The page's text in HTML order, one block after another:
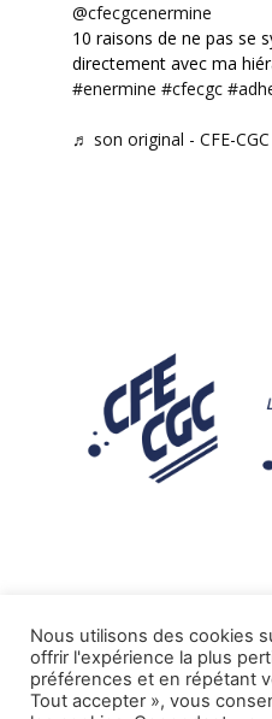
@cfecgcenermine
10 raisons de ne pas se
directement avec ma
#enermine #cfecgc
♬ son original - CFE-
Mentions légales
Nous utilisons des cookies
offrir l'expérience la plus
préférences et en répétant
Tout accepter », vous